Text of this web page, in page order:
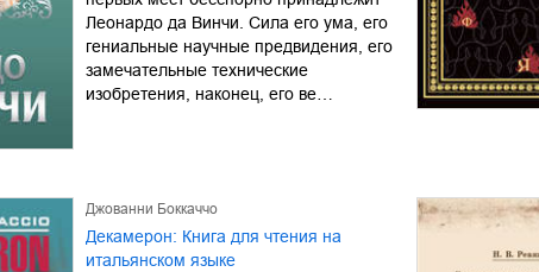
Леонардо да Винчи. Сила его ума, его
гениальные научные предвидения, его
замечательные технические
изобретения, наконец, его ве…
Джованни Боккаччо
Декамерон: Книга для чтения на
итальянском языке